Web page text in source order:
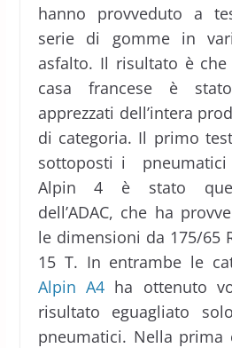
hanno provveduto a
serie di gomme in
asfalto. Il risultato è
casa francese è
apprezzati dell’intera
di categoria. Il primo
sottoposti i pneumatici
Alpin 4 è stato
dell’ADAC, che ha
le dimensioni da 175/65
15 T. In entrambe le
Alpin A4ha ottenuto
risultato eguagliato
pneumatici. Nella prima